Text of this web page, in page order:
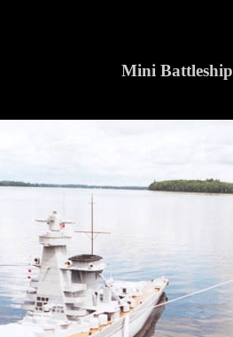
Mini Battleship